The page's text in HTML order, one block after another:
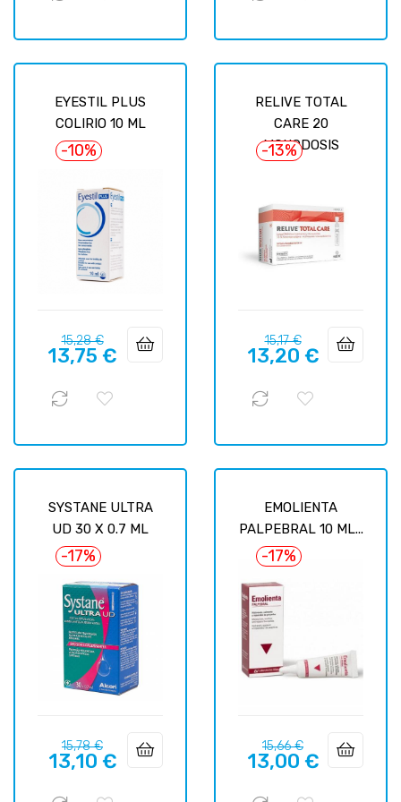
EYESTIL PLUS
COLIRIO 10 ML
-10%
Precio
regular
15,28 €Precio
13,75 €
RELIVE TOTAL
CARE 20
MONODOSIS
-13%
Precio
regular
15,17 €Precio
13,20 €
SYSTANE ULTRA
UD 30 X 0.7 ML
-17%
Precio
regular
15,78 €Precio
13,10 €
EMOLIENTA
PALPEBRAL 10 ML...
-17%
Precio
regular
15,66 €Precio
13,00 €